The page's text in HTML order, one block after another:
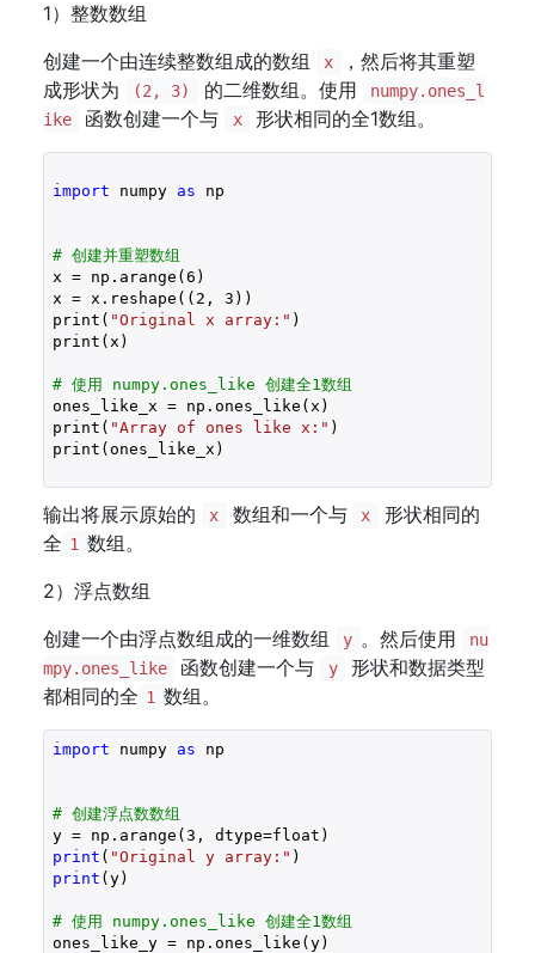
1）整数数组
创建一个由连续整数组成的数组
x
，然后将其重塑
成形状为
(2, 3) 的二维数组。使用
numpy.ones_l
ike
函数创建一个与 x 形状相同的全1数组。
import numpy as np
# 创建并重塑数组
x = np.arange(6 )
x = x.reshape(( 2 , 3 ))
print( "Original x array:" )
print(x)
# 使用 numpy.ones_like 创建全1数组
ones_like_x = np.ones_like(x)
print( "Array of ones like x:" )
print(ones_like_x)
输出将展示原始的 x 数组和一个与 x
形状相同的
全 1 数组。
2）浮点数组
创建一个由浮点数组成的一维数组
y 。然后使用
nu
mpy.ones_like
函数创建一个与 y
形状和数据类型
都相同的全 1 数组。
import numpy as np
# 创建浮点数数组
y = np.arange(3
print ( "Original y array:"
print (y)
# 使用 numpy.ones_like 创建全1数组